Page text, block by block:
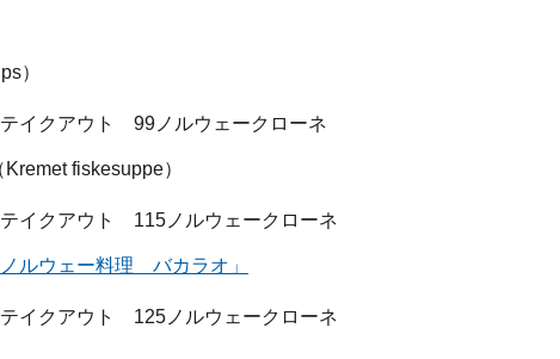
）
イクアウト 99ノルウェークローネ
fiskesuppe）
イクアウト 115ノルウェークローネ
ノルウェー料理 バカラオ」
イクアウト 125ノルウェークローネ